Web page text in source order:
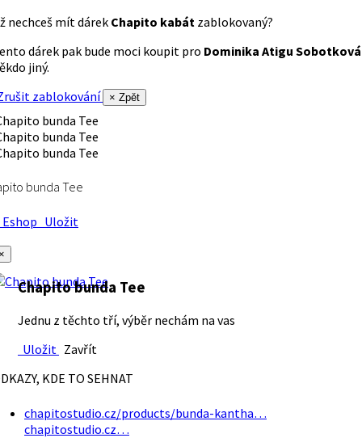
nechceš mít dárek Chapito kabát zablokovaný?
dárek pak bude moci koupit pro Dominika Atigu Sobotková
jiný.
zablokování
× Zpět
bunda Tee
Uložit
Chapito bunda Tee
Jednu z těchto tří, výběr nechám na vas
Uložit Zavřít
KDE TO SEHNAT
chapitostudio.cz/products/bunda-kantha…
chapitostudio.cz…